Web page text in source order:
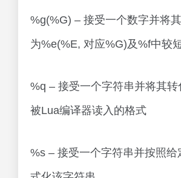
%g(%G) – 接受一个数字并将
为%e(%E, 对应%G)及%f中较
%q – 接受一个字符串并将其转
被Lua编译器读入的格式
%s – 接受一个字符串并按照给